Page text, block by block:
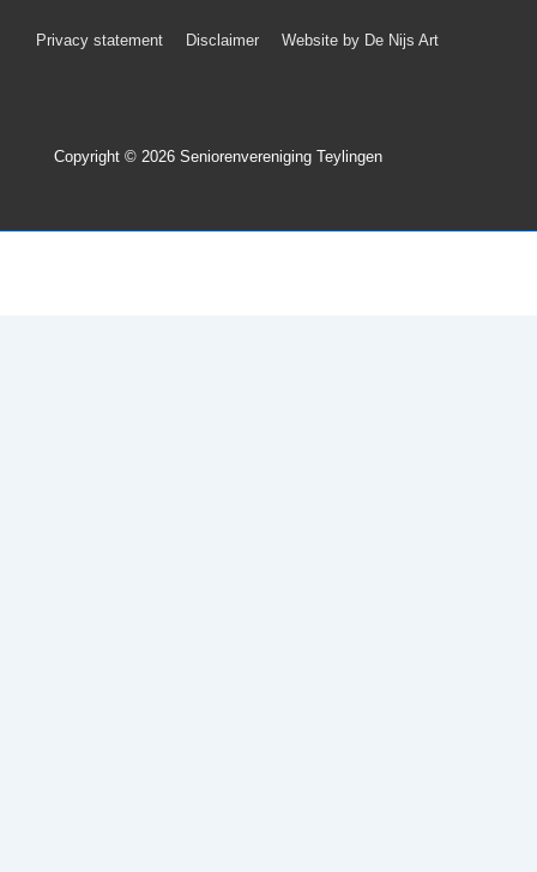
Footer
Privacy statement Disclaimer Website by De Nijs Art
Copyright © 2026 Seniorenvereniging Teylingen